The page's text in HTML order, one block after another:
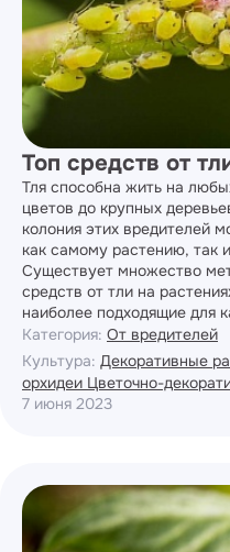
Топ средств от
Тля способна жить на
цветов до крупных
колония этих вредителей
как самому растению,
Существует множество
средств от тли на
наиболее подходящие для
Категория: От вредителей
Культура: Декоративные
орхидеи Цветочно-
7 июня 2023